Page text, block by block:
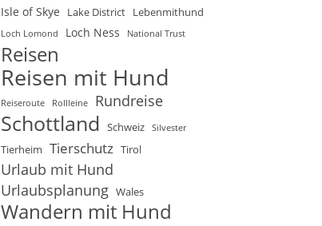
Isle of Skye Lake District Lebenmithund
Loch Lomond Loch Ness National Trust
Reisen
Reisen mit Hund
Reiseroute Rollleine Rundreise
Schottland Schweiz Silvester
Tierheim Tierschutz Tirol
Urlaub mit Hund
Urlaubsplanung Wales
Wandern mit Hund